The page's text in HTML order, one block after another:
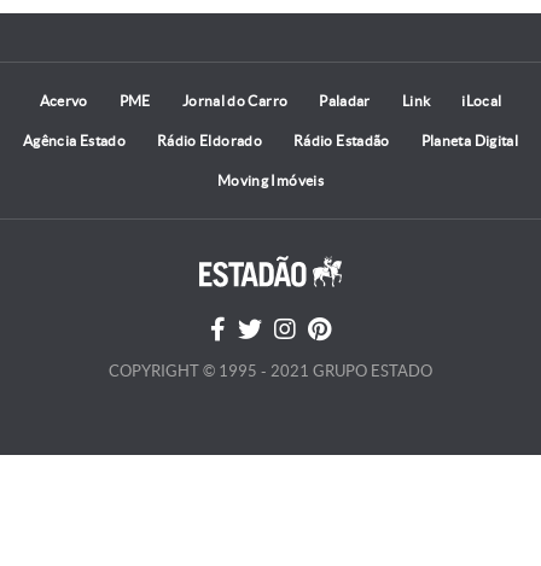
Acervo PME Jornal do Carro Paladar Link iLocal
Agência Estado Rádio Eldorado Rádio Estadão Planeta Digital
Moving Imóveis
COPYRIGHT © 1995 - 2021 GRUPO ESTADO